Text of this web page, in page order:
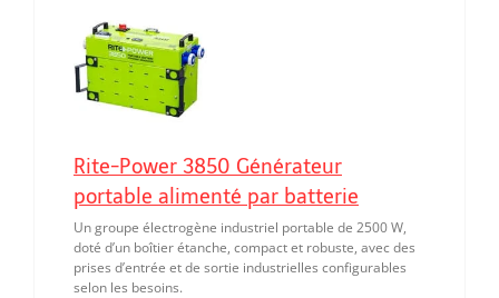
Rite-Power 3850 Générateur
portable alimenté par batterie
Un groupe électrogène industriel portable de 2500 W,
doté d’un boîtier étanche, compact et robuste, avec des
prises d’entrée et de sortie industrielles configurables
selon les besoins.